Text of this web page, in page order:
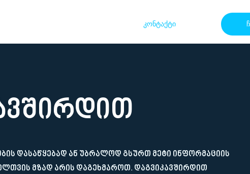
კონტაქტი
დასაწყებად ან უბრალოდ გსურთ მეტი ინფორმაციის
მზად არის დაგეხმაროთ. დაგვიკავშირდით